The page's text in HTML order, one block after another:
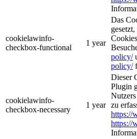
cookielawinfo-
checkbox-functional
1 year
Das
policy/
policy/
cookielawinfo-
checkbox-necessary
1 year
Dieser
Plugin
zu
https://
https://